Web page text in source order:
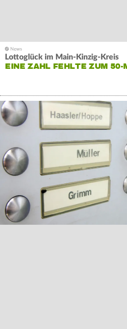
Lottoglück im Main-Kinzig-Kreis
EINE ZAHL FEHLTE ZUM 50-